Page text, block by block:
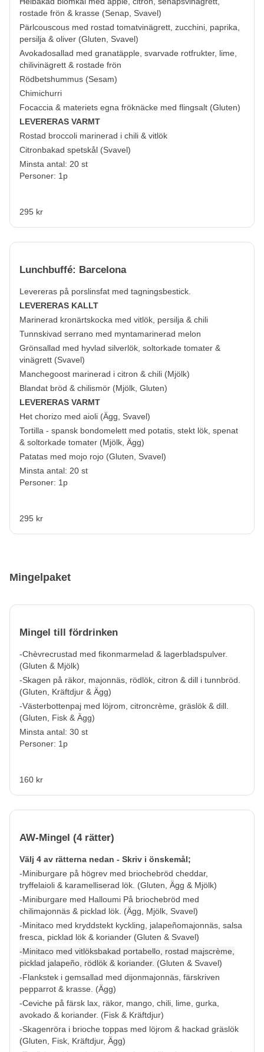
rostade frön & krasse (Senap, Svavel)
Pärlcouscous med rostad tomatvinägrett, zucchini, paprika,
persilja & oliver (Gluten, Svavel)
Avokadosallad med granatäpple, svarvade rotfrukter, lime,
chilivinägrett & rostade frön
Rödbetshummus (Sesam)
Chimichurri
Focaccia & materiets egna fröknäcke med flingsalt (Gluten)
LEVERERAS VARMT
Rostad broccoli marinerad i chili & vitlök
Citronbakad spetskål (Svavel)
Minsta antal: 20 st
Personer: 1p
295 kr
Lunchbuffé: Barcelona
Levereras på porslinsfat med tagningsbestick.
LEVERERAS KALLT
Marinerad kronärtskocka med vitlök, persilja & chili
Tunnskivad serrano med myntamarinerad melon
Grönsallad med hyvlad silverlök, soltorkade tomater &
vinägrett (Svavel)
Manchegoost marinerad i citron & chili (Mjölk)
Blandat bröd & chilismör (Mjölk, Gluten)
LEVERERAS VARMT
Het chorizo med aioli (Ägg, Svavel)
Tortilla - spansk bondomelett med potatis, stekt lök, spenat
& soltorkade tomater (Mjölk, Ägg)
Patatas med mojo rojo (Gluten, Svavel)
Minsta antal: 20 st
Personer: 1p
295 kr
Mingelpaket
Mingel till fördrinken
-Chèvrecrustad med fikonmarmelad & lagerbladspulver.
(Gluten & Mjölk)
-Skagen på räkor, majonnäs, rödlök, citron & dill i tunnbröd.
(Gluten, Kräftdjur & Ägg)
-Västerbottenpaj med löjrom, citroncrème, gräslök & dill.
(Gluten, Fisk & Ägg)
Minsta antal: 30 st
Personer: 1p
160 kr
AW-Mingel (4 rätter)
Välj 4 av rätterna nedan - Skriv i önskemål;
-Miniburgare på högrev med briochebröd cheddar,
tryffelaioli & karamelliserad lök. (Gluten, Ägg & Mjölk)
-Miniburgare med Halloumi På briochebröd med
chilimajonnäs & picklad lök. (Ägg, Mjölk, Svavel)
-Minitaco med kryddstekt kyckling, jalapeñomajonnäs, salsa
fresca, picklad lök & koriander (Gluten & Svavel)
-Minitaco med vitlöksbakad portabello, rostad majscrème,
picklad jalapeño, rödlök & koriander. (Gluten & Svavel)
-Flankstek i gemsallad med dijonmajonnäs, färskriven
pepparrot & krasse. (Ägg)
-Ceviche på färsk lax, räkor, mango, chili, lime, gurka,
avokado & koriander. (Fisk & Kräftdjur)
-Skagenröra i brioche toppas med löjrom & hackad gräslök
(Gluten, Fisk, Kräftdjur, Ägg)